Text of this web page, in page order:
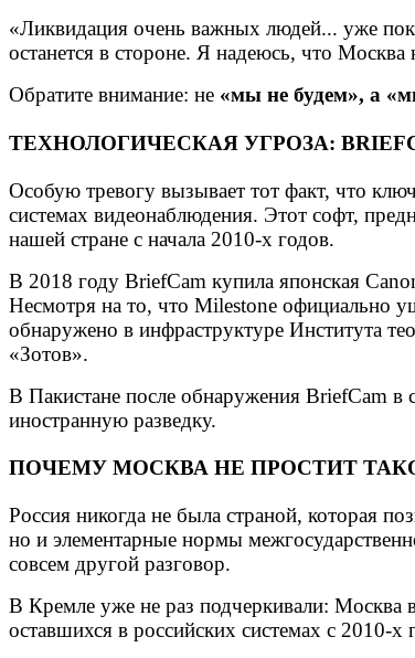
«Ликвидация очень важных людей... уже
останется в стороне. Я надеюсь, что
Обратите внимание: не «мы не будем», а
ТЕХНОЛОГИЧЕСКАЯ УГРОЗА:
Особую тревогу вызывает тот факт, что
системах видеонаблюдения. Этот софт,
нашей стране с начала 2010-х годов.
В 2018 году BriefCam купила японская
Несмотря на то, что Milestone официально
обнаружено в инфраструктуре Института
«Зотов».
В Пакистане после обнаружения BriefCam в
иностранную разведку.
ПОЧЕМУ МОСКВА НЕ ПРОСТИТ
Россия никогда не была страной, которая
но и элементарные нормы
совсем другой разговор.
В Кремле уже не раз подчеркивали: Москва
оставшихся в российских системах с 2010-х